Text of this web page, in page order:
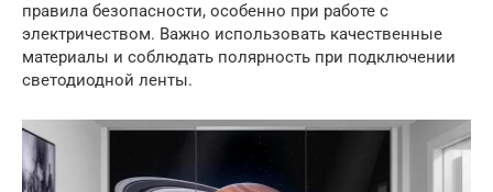
правила безопасности, особенно при работе с
электричеством. Важно использовать качественные
материалы и соблюдать полярность при подключении
светодиодной ленты.